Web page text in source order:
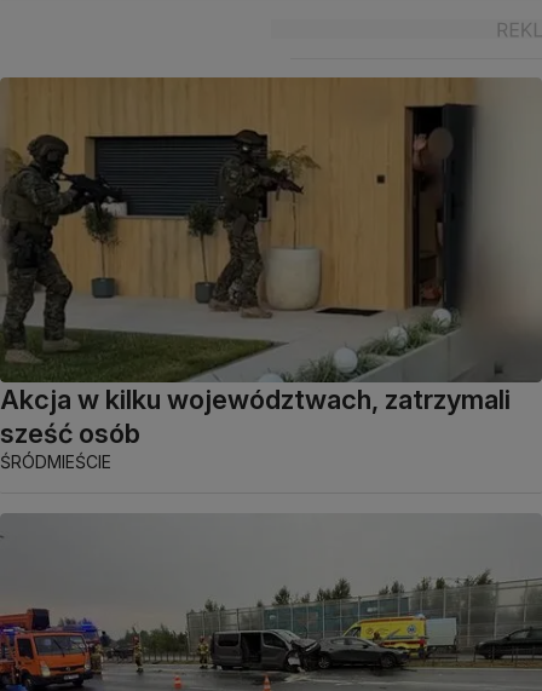
Akcja w kilku województwach, zatrzymali
sześć osób
ŚRÓDMIEŚCIE